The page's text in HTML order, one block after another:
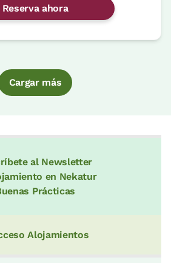
Reserva ahora
Cargar más
al Newsletter
en Nekatur
Prácticas
Alojamientos